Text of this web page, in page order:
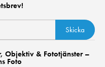
Skicka
Objektiv & Fototjänster –
Foto